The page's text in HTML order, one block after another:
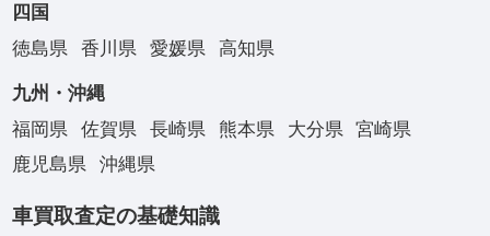
四国
徳島県
香川県 愛媛県 高知県
九州・沖縄
福岡県
佐賀県 長崎県 熊本県 大分県
宮崎県
鹿児島県
沖縄県
車買取査定の基礎知識